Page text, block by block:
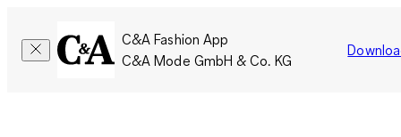
C&A Fashion App
C&A Mode GmbH & Co. KG